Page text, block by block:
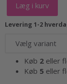
Læg i kurv
Levering 1-2
Køb 2 eller
Køb 5 eller